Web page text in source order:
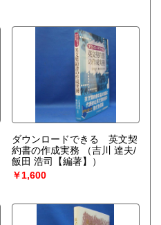
ダウンロードできる 英文契
約書の作成実務
（吉川 達夫/
飯田 浩司【編著】）
￥1,600